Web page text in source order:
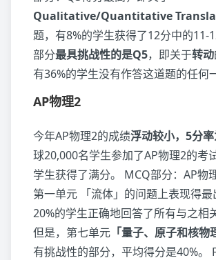
Qualitative/Quantitative
题，有8%的学生获得了12分中的11-
部分最具挑战性的是Q5，即关于转动
有36%的学生没有作答这道题的任何
AP物理2
今年AP物理2的成绩浮动较小，5分
球20,000名学生参加了AP物理2的考
学生获得了满分。 MCQ部分：AP物
第一单元 「流体」的问题上表现得最
20%的学生正确地回答了所有与之相
但是，第七单元 「量子、原子和核物
有挑战性的部分，平均得分是40%。